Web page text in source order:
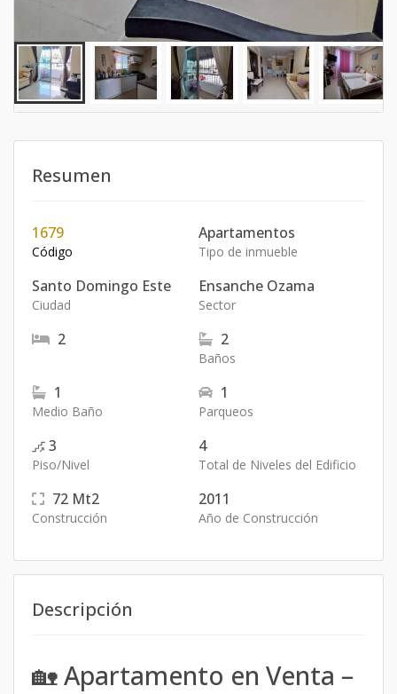
Resumen
1679
Código
Apartamentos
Tipo de inmueble
Santo Domingo Este
Ciudad
Ensanche Ozama
Sector
2 2
Baños
1
Medio Baño
1
Parqueos
3
Piso/Nivel
4
Total de Niveles del Edificio
72 Mt2
Construcción
2011
Año de Construcción
Descripción
🏡 Apartamento en Venta –